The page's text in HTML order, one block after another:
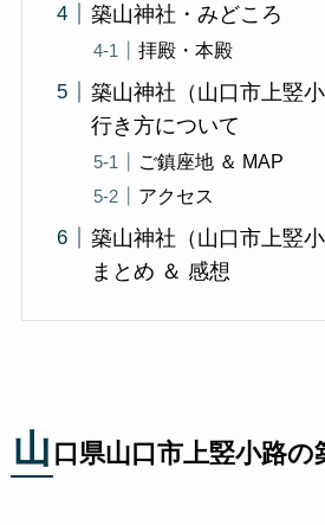
築山神社・みどころ
拝殿・本殿
築山神社（山口市上竪
行き方について
ご鎮座地 ＆ MAP
アクセス
築山神社（山口市上竪
まとめ ＆ 感想
山 口県山口市上竪小路の